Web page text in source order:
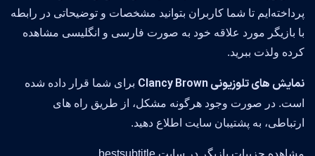
پرداخته‌ایم تا شما کاربران بتوانید مشخصات و توضیحاتی در رابطه
با بازیگر مورد علاقه خود به صورت فارسی و انگلیسی مشاهده
کرده ولذت ببرید.
نمایش های تلوزیونی Clancy Brown
برای شما قرار داده شده
است. در صورت وجود هرگونه مشکل، از طریق راه های
ارتباطی، به پشتیبان سایت اطلاع دهید.
مشاهده جزییات بازیگر در سایت bestsubtitle